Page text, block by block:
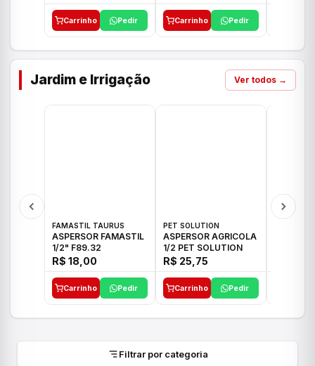
Carrinho Pedir Carrinho Pedir
Jardim e Irrigação Ver todos →
FAMASTIL TAURUS
ASPERSOR FAMASTIL
1/2" F89.32
R$ 18,00
Carrinho Pedir
PET SOLUTION
ASPERSOR AGRICOLA
1/2 PET SOLUTION
R$ 25,75
Carrinho Pedir
Filtrar por categoria